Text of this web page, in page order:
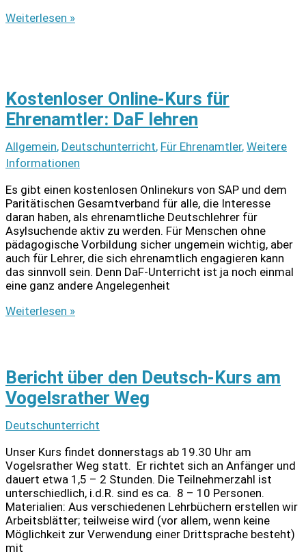
So
in
Waldniel
Weiterlesen »
Kostenloser Online-Kurs für
Ehrenamtler: DaF lehren
Allgemein, Deutschunterricht, Für Ehrenamtler, Weitere
Informationen
Es gibt einen kostenlosen Onlinekurs von SAP und dem
Paritätischen Gesamtverband für alle, die Interesse
daran haben, als ehrenamtliche Deutschlehrer für
Asylsuchende aktiv zu werden. Für Menschen ohne
pädagogische Vorbildung sicher ungemein wichtig, aber
auch für Lehrer, die sich ehrenamtlich engagieren kann
das sinnvoll sein. Denn DaF-Unterricht ist ja noch einmal
eine ganz andere Angelegenheit
Kostenloser
DaF
lehren
Weiterlesen »
Bericht über den Deutsch-Kurs am
Vogelsrather Weg
Deutschunterricht
Unser Kurs findet donnerstags ab 19.30 Uhr am
Vogelsrather Weg statt. Er richtet sich an Anfänger und
dauert etwa 1,5 – 2 Stunden. Die Teilnehmerzahl ist
unterschiedlich, i.d.R. sind es ca. 8 – 10 Personen.
Materialien: Aus verschiedenen Lehrbüchern erstellen wir
Arbeitsblätter; teilweise wird (vor allem, wenn keine
Möglichkeit zur Verwendung einer Drittsprache besteht)
mit